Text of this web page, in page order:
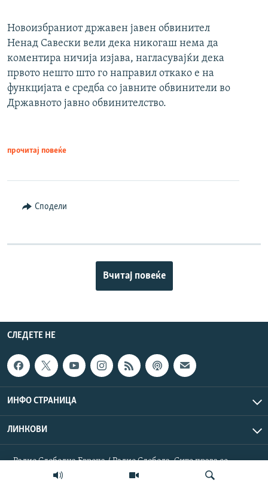
Новоизбраниот државен јавен обвинител
Ненад Савески вели дека никогаш нема да
коментира ничија изјава, нагласувајќи дека
првото нешто што го направил откако е на
функцијата е средба со јавните обвинители во
Државното јавно обвинителство.
прочитај повеќе
Сподели
Вчитај повеќе
СЛЕДЕТЕ НЕ
ИНФО СТРАНИЦА
ЛИНКОВИ
Радио Слободна Европа / Радио Слобода. Сите права се
резервирани